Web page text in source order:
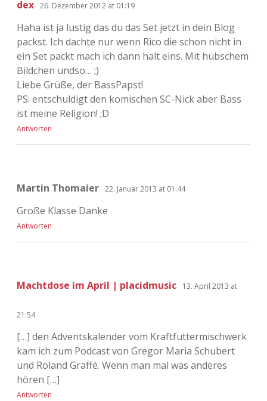
dex 26. Dezember 2012 at 01:19
Haha ist ja lustig das du das Set jetzt in dein Blog
packst. Ich dachte nur wenn Rico die schon nicht in
ein Set packt mach ich dann halt eins. Mit hübschem
Bildchen undso… ;)
Liebe Grüße, der BassPapst!
PS: entschuldigt den komischen SC-Nick aber Bass
ist meine Religion! ;D
Antworten
Martin Thomaier 22. Januar 2013 at 01:44
Große Klasse Danke
Antworten
Machtdose im April | placidmusic 13. April 2013 at
21:54
[…] den Adventskalender vom Kraftfuttermischwerk
kam ich zum Podcast von Gregor Maria Schubert
und Roland Graffé. Wenn man mal was anderes
hören […]
Antworten